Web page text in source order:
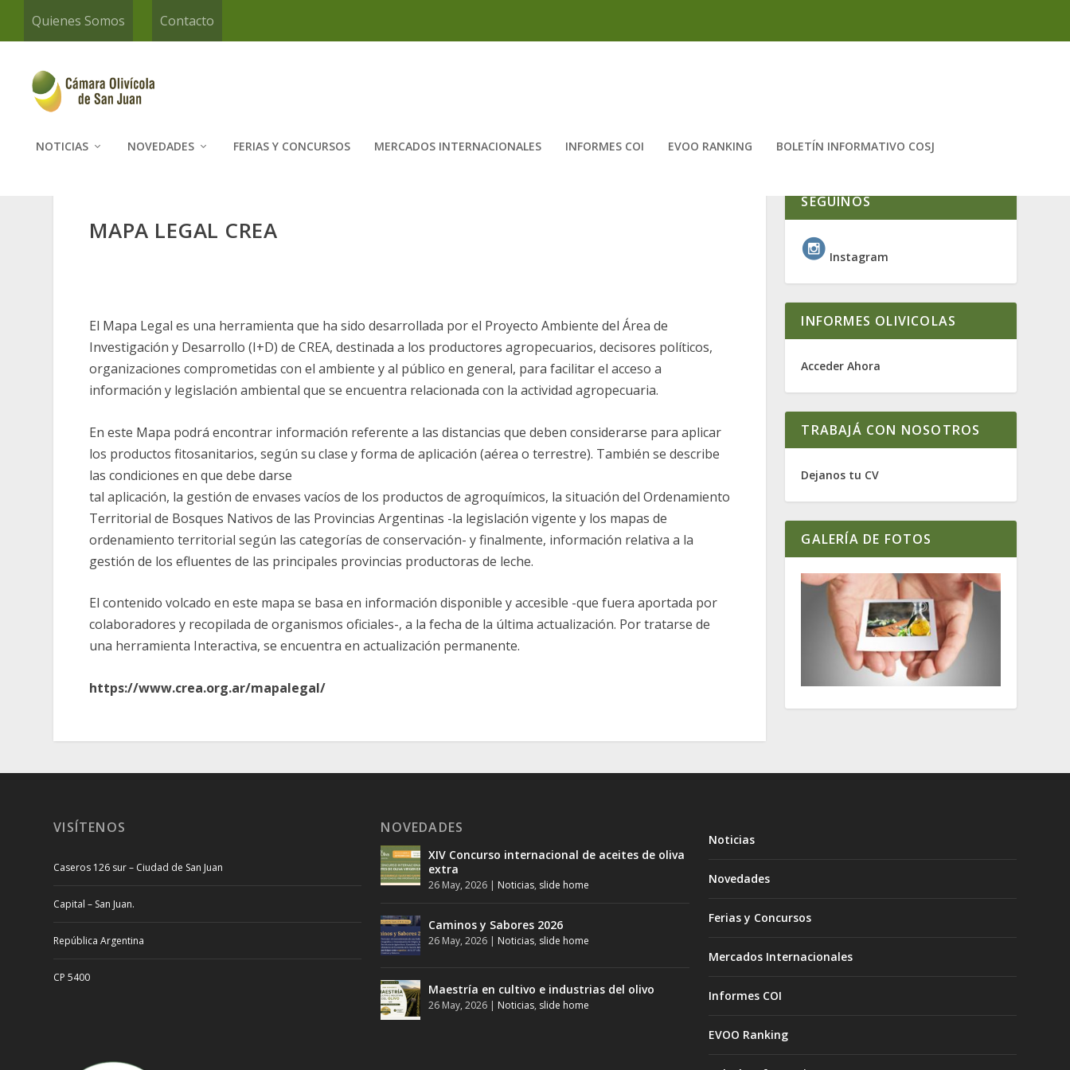
Quienes Somos Contacto
NOTICIAS NOVEDADES FERIAS Y CONCURSOS MERCADOS INTERNACIONALES INFORMES COI EVOO RANKING BOLETÍN INFORMATIVO COSJ
MAPA LEGAL CREA
El Mapa Legal es una herramienta que ha sido desarrollada por el Proyecto Ambiente del Área de
Investigación y Desarrollo (I+D) de CREA, destinada a los productores agropecuarios, decisores políticos,
organizaciones comprometidas con el ambiente y al público en general, para facilitar el acceso a
información y legislación ambiental que se encuentra relacionada con la actividad agropecuaria.
En este Mapa podrá encontrar información referente a las distancias que deben considerarse para aplicar
los productos fitosanitarios, según su clase y forma de aplicación (aérea o terrestre). También se describe
las condiciones en que debe darse
tal aplicación, la gestión de envases vacíos de los productos de agroquímicos, la situación del Ordenamiento
Territorial de Bosques Nativos de las Provincias Argentinas -la legislación vigente y los mapas de
ordenamiento territorial según las categorías de conservación- y finalmente, información relativa a la
gestión de los efluentes de las principales provincias productoras de leche.
El contenido volcado en este mapa se basa en información disponible y accesible -que fuera aportada por
colaboradores y recopilada de organismos oficiales-, a la fecha de la última actualización. Por tratarse de
una herramienta Interactiva, se encuentra en actualización permanente.
https://www.crea.org.ar/mapalegal/
SEGUINOS
Instagram
INFORMES OLIVICOLAS
Acceder Ahora
TRABAJÁ CON NOSOTROS
Dejanos tu CV
GALERÍA DE FOTOS
VISÍTENOS
Caseros 126 sur – Ciudad de San Juan
Capital – San Juan.
República Argentina
CP 5400
NOVEDADES
XIV Concurso internacional de aceites de oliva
extra
26 May, 2026 | Noticias, slide home
Caminos y Sabores 2026
26 May, 2026 | Noticias, slide home
Maestría en cultivo e industrias del olivo
26 May, 2026 | Noticias, slide home
Noticias
Novedades
Ferias y Concursos
Mercados Internacionales
Informes COI
EVOO Ranking